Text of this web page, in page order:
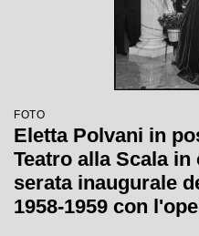
FOTO
Eletta Polvani in
Teatro alla Scala
serata inaugurale
1958-1959 con